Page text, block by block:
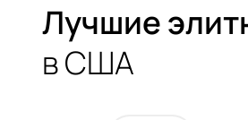
Лучшие
в США